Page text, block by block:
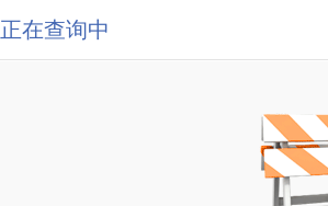
正在查询中